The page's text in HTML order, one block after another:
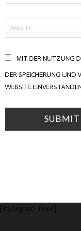
MIT DER NUTZUNG
DER SPEICHERUNG UND
WEBSITE
[instagram-feed]